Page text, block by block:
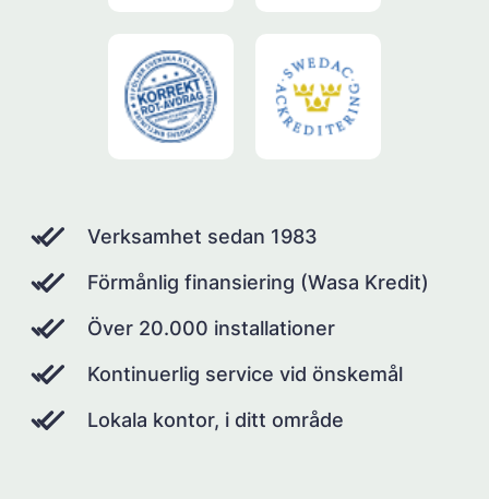
Verksamhet sedan 1983
Förmånlig finansiering (Wasa Kredit)
Över 20.000 installationer
Kontinuerlig service vid önskemål
Lokala kontor, i ditt område